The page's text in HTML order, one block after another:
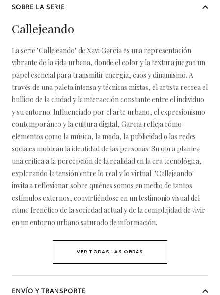
SOBRE LA SERIE
Callejeando
La serie "Callejeando" de Xavi García es una representación
vibrante de la vida urbana, donde el color y la textura juegan un
papel esencial para transmitir energía, caos y dinamismo. A
través de una paleta intensa y técnicas mixtas, el artista recrea el
bullicio de la ciudad y la interacción constante entre el individuo
y su entorno. Influenciado por el arte urbano, el expresionismo
contemporáneo y la cultura digital, García refleja cómo
elementos como la música, la moda, la publicidad o las redes
sociales moldean la identidad de las personas. Su obra plantea
una crítica a la percepción de la realidad en la era tecnológica,
explorando la tensión entre lo real y lo virtual. "Callejeando"
invita a reflexionar sobre quiénes somos en medio de tantos
estímulos externos, convirtiéndose en un testimonio visual del
ritmo frenético de la sociedad actual y de la complejidad de vivir
en un entorno urbano saturado de información.
VER TODAS LAS OBRAS
ENVÍO Y TRANSPORTE